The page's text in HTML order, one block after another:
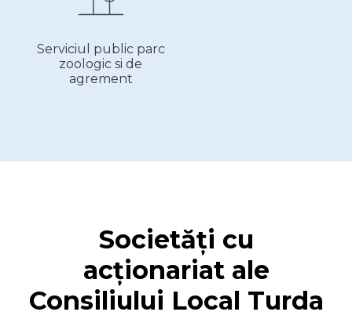
Serviciul public parc
zoologic si de
agrement
Societăți cu
acționariat ale
Consiliului Local Turda